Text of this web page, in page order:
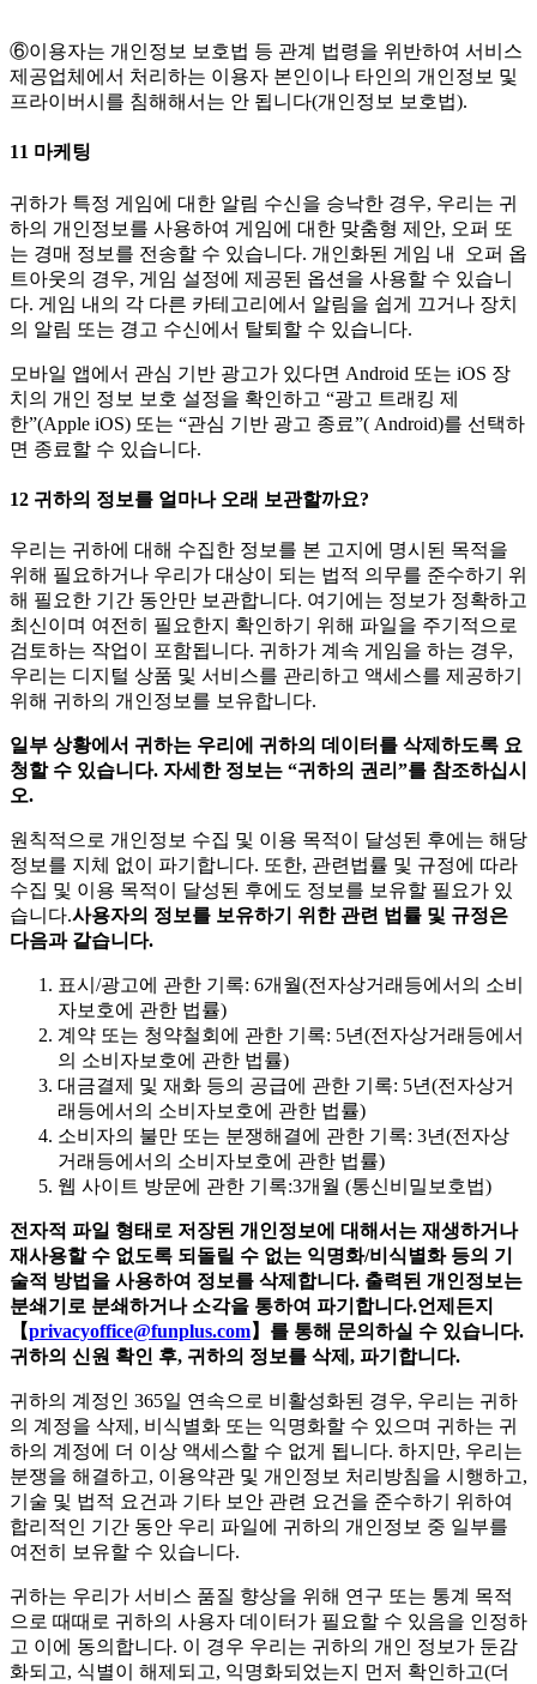
⑥이용자는 개인정보 보호법 등 관계 법령을 위반하여 서비스
제공업체에서 처리하는 이용자 본인이나 타인의 개인정보 및
프라이버시를 침해해서는 안 됩니다(개인정보 보호법).
11 마케팅
귀하가 특정 게임에 대한 알림 수신을 승낙한 경우, 우리는 귀
하의 개인정보를 사용하여 게임에 대한 맞춤형 제안, 오퍼 또
는 경매 정보를 전송할 수 있습니다. 개인화된 게임 내 오퍼 옵
트아웃의 경우, 게임 설정에 제공된 옵션을 사용할 수 있습니
다. 게임 내의 각 다른 카테고리에서 알림을 쉽게 끄거나 장치
의 알림 또는 경고 수신에서 탈퇴할 수 있습니다.
모바일 앱에서 관심 기반 광고가 있다면 Android 또는 iOS 장
치의 개인 정보 보호 설정을 확인하고 “광고 트래킹 제
한”(Apple iOS) 또는 “관심 기반 광고 종료”( Android)를 선택하
면 종료할 수 있습니다.
12 귀하의 정보를 얼마나 오래 보관할까요?
우리는 귀하에 대해 수집한 정보를 본 고지에 명시된 목적을
위해 필요하거나 우리가 대상이 되는 법적 의무를 준수하기 위
해 필요한 기간 동안만 보관합니다. 여기에는 정보가 정확하고
최신이며 여전히 필요한지 확인하기 위해 파일을 주기적으로
검토하는 작업이 포함됩니다. 귀하가 계속 게임을 하는 경우,
우리는 디지털 상품 및 서비스를 관리하고 액세스를 제공하기
위해 귀하의 개인정보를 보유합니다.
일부 상황에서 귀하는 우리에 귀하의 데이터를 삭제하도록 요
청할 수 있습니다. 자세한 정보는 “귀하의 권리 ”를 참조하십시
오.
원칙적으로 개인정보 수집 및 이용 목적이 달성된 후에는 해당
정보를 지체 없이 파기합니다. 또한, 관련법률 및 규정에 따라
수집 및 이용 목적이 달성된 후에도 정보를 보유할 필요가 있
습니다.사용자의 정보를 보유하기 위한 관련 법률 및 규정은
다음과 같습니다.
표시/광고에 관한 기록: 6개월(전자상거래등에서의 소비
자보호에 관한 법률)
계약 또는 청약철회에 관한 기록: 5년(전자상거래등에서
의 소비자보호에 관한 법률)
대금결제 및 재화 등의 공급에 관한 기록: 5년(전자상거
래등에서의 소비자보호에 관한 법률)
소비자의 불만 또는 분쟁해결에 관한 기록: 3년(전자상
거래등에서의 소비자보호에 관한 법률)
웹 사이트 방문에 관한 기록:3개월 (통신비밀보호법)
전자적 파일 형태로 저장된 개인정보에 대해서는 재생하거나
재사용할 수 없도록 되돌릴 수 없는 익명화/비식별화 등의 기
술적 방법을 사용하여 정보를 삭제합니다. 출력된 개인정보는
분쇄기로 분쇄하거나 소각을 통하여 파기합니다.언제든지
【privacyoffice@funplus.com】를 통해 문의하실 수 있습니다.
귀하의 신원 확인 후, 귀하의 정보를 삭제 , 파기합니다.
귀하의 계정인 365일 연속으로 비활성화된 경우, 우리는 귀하
의 계정을 삭제, 비식별화 또는 익명화할 수 있으며 귀하는 귀
하의 계정에 더 이상 액세스할 수 없게 됩니다. 하지만, 우리는
분쟁을 해결하고, 이용약관 및 개인정보 처리방침을 시행하고,
기술 및 법적 요건과 기타 보안 관련 요건을 준수하기 위하여
합리적인 기간 동안 우리 파일에 귀하의 개인정보 중 일부를
여전히 보유할 수 있습니다.
귀하는 우리가 서비스 품질 향상을 위해 연구 또는 통계 목적
으로 때때로 귀하의 사용자 데이터가 필요할 수 있음을 인정하
고 이에 동의합니다. 이 경우 우리는 귀하의 개인 정보가 둔감
화되고, 식별이 해제되고, 익명화되었는지 먼저 확인하고(더